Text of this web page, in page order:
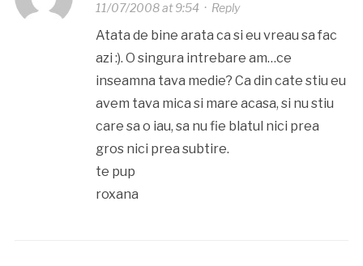
11/07/2008 at 9:54· Reply
Atata de bine arata ca si eu vreau sa fac
azi :). O singura intrebare am…ce
inseamna tava medie? Ca din cate stiu eu
avem tava mica si mare acasa, si nu stiu
care sa o iau, sa nu fie blatul nici prea
gros nici prea subtire.
te pup
roxana